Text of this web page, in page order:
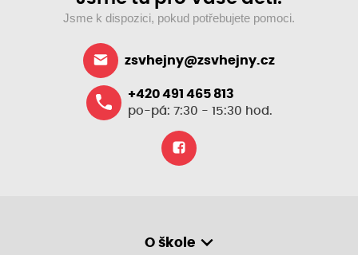
Jsme k dispozici, pokud potřebujete pomoci.
zsvhejny@zsvhejny.cz
+420 491 465 813
po-pá: 7:30 - 15:30 hod.
O škole